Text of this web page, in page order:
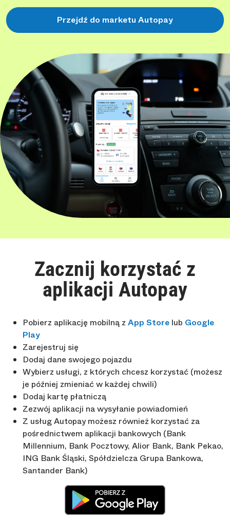
Przejdź do marketu Autopay
Zacznij korzystać z
aplikacji Autopay
Pobierz aplikację mobilną z App Store lub Google
Play
Zarejestruj się
Dodaj dane swojego pojazdu
Wybierz usługi, z których chcesz korzystać (możesz
je później zmieniać w każdej chwili)
Dodaj kartę płatniczą
Zezwój aplikacji na wysyłanie powiadomień
Z usług Autopay możesz również korzystać za
pośrednictwem aplikacji bankowych (Bank
Millennium, Bank Pocztowy, Alior Bank, Bank Pekao,
ING Bank Śląski, Spółdzielcza Grupa Bankowa,
Santander Bank)